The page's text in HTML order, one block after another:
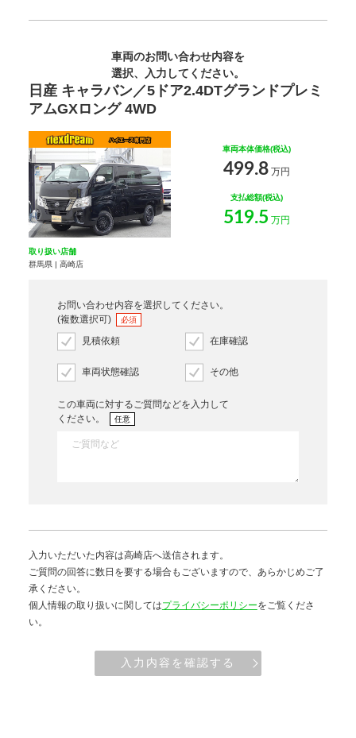
車両のお問い合わせ内容を
選択、入力してください。
日産 キャラバン／5ドア2.4DTグランドプレミ
アムGXロング 4WD
車両本体価格(税込)
499.8万円
支払総額(税込)
519.5 万円
取り扱い店舗
群馬県 | 高崎店
お問い合わせ内容を選択してください。
(複数選択可)
必須
見積依頼 在庫確認
車両状態確認 その他
この車両に対するご質問などを入力して
ください。
任意
入力いただいた内容は高崎店へ送信されます。
ご質問の回答に数日を要する場合もございますので、あらかじめご了
承ください。
個人情報の取り扱いに関してはプライバシーポリシーをご覧くださ
い。
入力内容を確認する